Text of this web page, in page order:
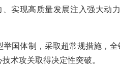
实现高质量发展注入强大动
国体制，采取超常规措施，
术攻关取得决定性突破。